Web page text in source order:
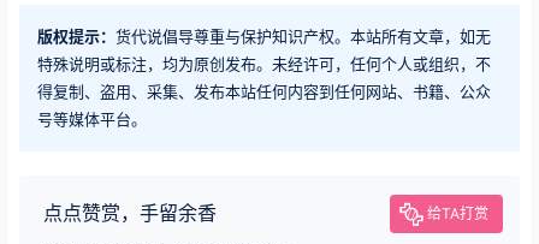
版权提示： 货代说倡导尊重与保护知识产权。本站所有文章，如无
特殊说明或标注，均为原创发布。未经许可，任何个人或组织，不
得复制、盗用、采集、发布本站任何内容到任何网站、书籍、公众
号等媒体平台。
点点赞赏，手留余香 给TA打赏